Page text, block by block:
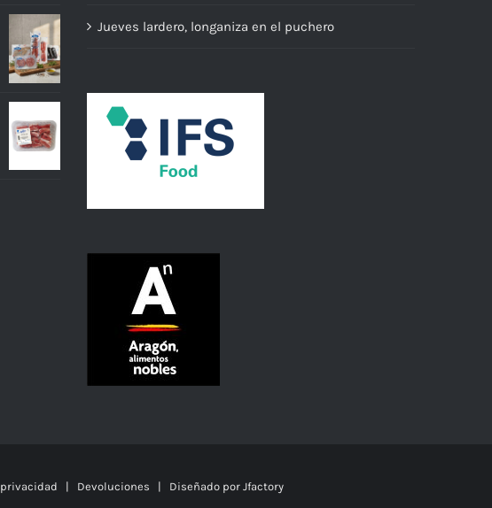
Jueves lardero, longaniza en el puchero
| Devoluciones | Diseñado por Jfactory